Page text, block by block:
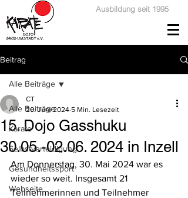
Ausbildung seit 1995
Beitrag
Alle Beiträge
Karate
Selbstverteidigung
Gesundheitssport
Webseite
Alle Beiträge
15. Dojo Gasshuku
30.05.-02.06. 2024 in Inzell
CT
20. Juni 2024 5 Min. Lesezeit
Am Donnerstag, 30. Mai 2024 war es
wieder so weit. Insgesamt 21
Teilnehmerinnen und Teilnehmer